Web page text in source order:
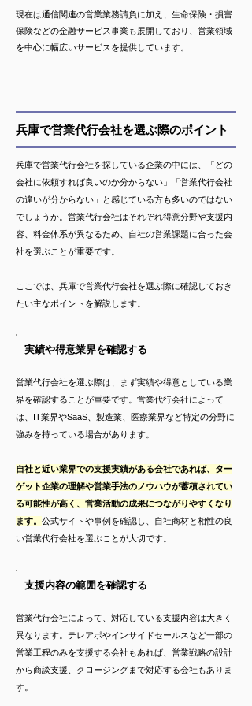
現在は通信関連の営業業務請負に加え、生命保険・損害
保険などの金融サービス事業も展開しており、営業領域
を中心に幅広いサービスを提供しています。
兵庫で営業代行会社を選ぶ際のポイント
兵庫で営業代行会社を探している企業の中には、「どの
会社に依頼すれば良いのか分からない」「営業代行会社
の違いが分からない」と感じている方も多いのではない
でしょうか。営業代行会社はそれぞれ得意分野や支援内
容、料金体系が異なるため、自社の営業課題に合った会
社を選ぶことが重要です。
ここでは、兵庫で営業代行会社を選ぶ際に確認しておき
たい主なポイントを解説します。
実績や得意業界を確認する
営業代行会社を選ぶ際は、まず実績や得意としている業
界を確認することが重要です。営業代行会社によって
は、IT業界やSaaS、製造業、医療業界など特定の分野に
強みを持っている場合があります。
自社と近い業界での支援実績がある会社であれば、ター
ゲット企業の理解や営業手法のノウハウが蓄積されてい
る可能性が高く、営業活動の成果につながりやすくなり
ます。 公式サイトや事例を確認し、自社商材と相性の良
い営業代行会社を選ぶことが大切です。
支援内容の範囲を確認する
営業代行会社によって、対応している支援内容は大きく
異なります。テレアポやインサイドセールスなど一部の
営業工程のみを支援する会社もあれば、営業戦略の設計
から商談支援、クロージングまで対応する会社もありま
す。